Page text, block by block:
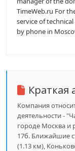
TimeWeb.ru For
service of
by phone in
Краткая
Компания
деятельности -
городе Москва и
17б. Ближайшие
(1.13 км),